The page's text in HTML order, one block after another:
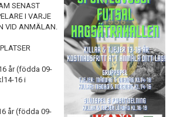
SENAST
I VARJE
VID ANMÄLAN.
år (födda 09-
16 i
år (födda 09-